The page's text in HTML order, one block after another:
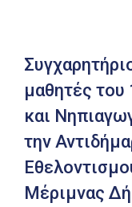
μαθητές του
και
την
Μέριμνας